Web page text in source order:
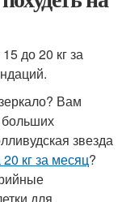
до 20 кг за
Вам
больших
звезда
20 кг за месяц?
для